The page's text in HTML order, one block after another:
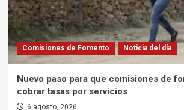
Comisiones de Fomento Noticia del día
Nuevo paso para que comisiones de
cobrar tasas por servicios
6 agosto, 2026